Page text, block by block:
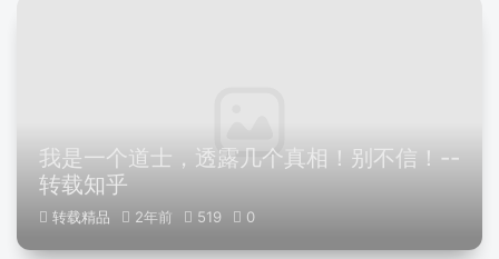
我是一个道士，透露几个真相！别不信！--
转载知乎
转载精品 2年前 519 0